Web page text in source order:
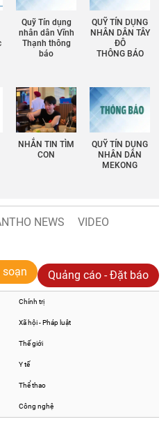
Quỹ Tín dụng
nhân dân Vĩnh
Thạnh thông
báo
QUỸ TÍN DỤNG
NHÂN DÂN TÂY
ĐÔ
THÔNG BÁO
NHẮN TIN TÌM
CON
QUỸ TÍN DỤNG
NHÂN DÂN
MEKONG
NEWS
VIDEO
soạn Quảng cáo - Đặt báo
Chính trị
Xã hội - Pháp luật
Thế giới
Y tế
Thể thao
Công nghệ